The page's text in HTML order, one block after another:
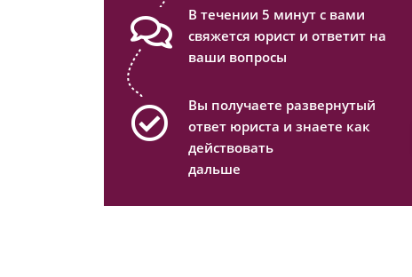
В течении 5 минут с вами
свяжется юрист и ответит на
ваши вопросы
Вы получаете развернутый
ответ юриста и знаете как
действовать
дальше